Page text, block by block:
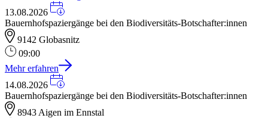
13.08.2026
Bauernhofspaziergänge bei den Biodiversitäts-Botschafter:innen
9142 Globasnitz
09:00
Mehr erfahren
14.08.2026
Bauernhofspaziergänge bei den Biodiversitäts-Botschafter:innen
8943 Aigen im Ennstal